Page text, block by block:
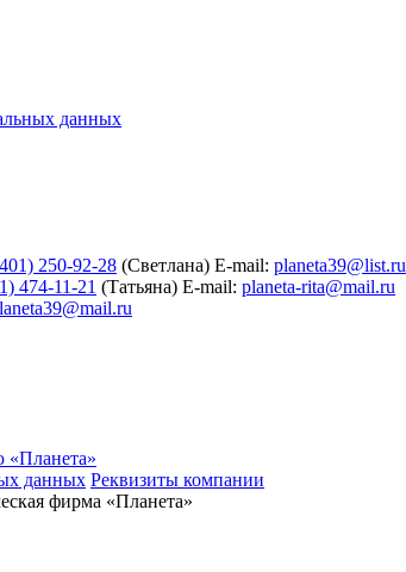
данных
250-92-28 (Светлана) E-mail: planeta39@list.ru
474-11-21 (Татьяна) E-mail: planeta-rita@mail.ru
данных Реквизиты компании
фирма «Планета»